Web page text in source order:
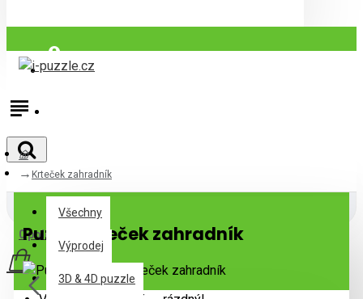
Přihlásit
Všechny
Všechny
Výprodej
3D & 4D puzzle
0 položek - 0Kč
Krteček zahradník
Puzzle Krteček zahradník